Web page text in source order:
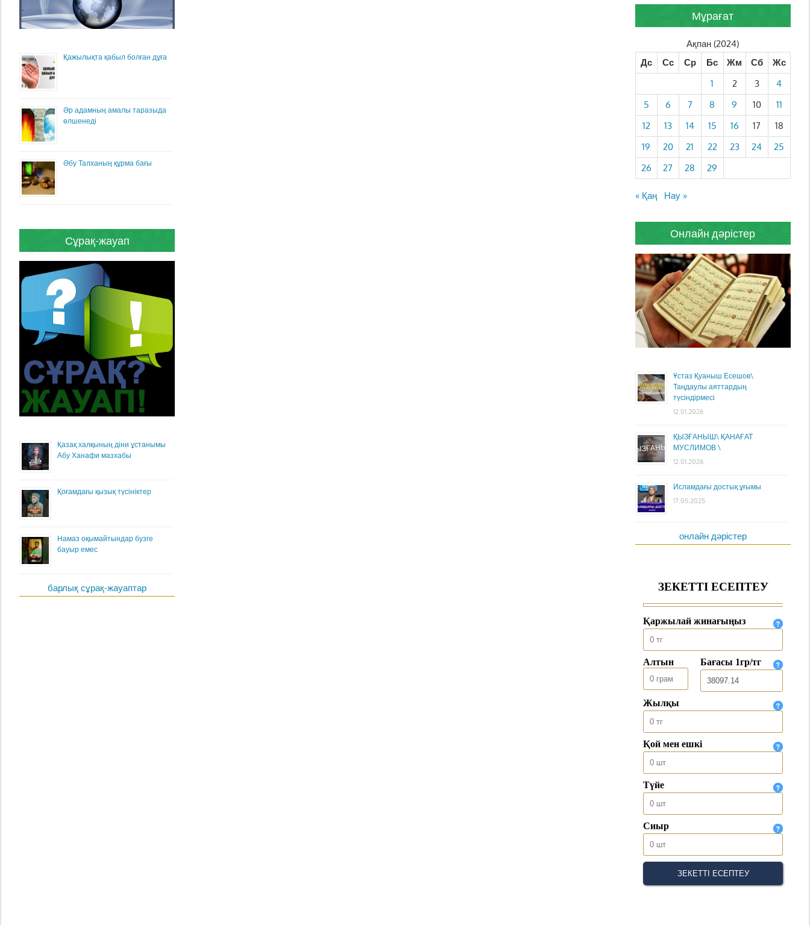
Қажылықта қабыл болған дұға
Әр адамның амалы таразыда
өлшенеді
Әбу Талханың құрма бағы
Сұрақ-жауап
Қазақ халқының діни ұстанымы
Абу Ханафи мазхабы
Қоғамдағы қызық түсініктер
Намаз оқымайтындар бузге
бауыр емес
барлық сұрақ-жауаптар
Мұрағат
Ақпан (2024)
Дс
Сс Ср Бс Жм Сб
Жс
1
2 3
4
5
6 7 8 9 10
11
12
13 14 15 16 17
18
19
20 21 22 23 24
25
26
27 28 29
« Қаң Нау »
Онлайн дәрістер
Ұстаз Қуаныш Есешов\
Таңдаулы аяттардың
түсіндірмесі
12.01.2026
ҚЫЗҒАНЫШ\ ҚАНАҒАТ
МУСЛИМОВ \
12.01.2026
Исламдағы достық ұғымы
17.05.2025
онлайн дәрістер